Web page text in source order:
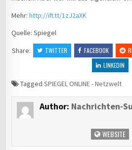
Mehr:http://ift.tt/1zJ2aXK
Quelle: Spiegel
Share:
TWITTER FACEBOOK
LINKEDIN
TaggedSPIEGEL ONLINE - Netzwelt
Author: Nachrichten-
WEBSITE